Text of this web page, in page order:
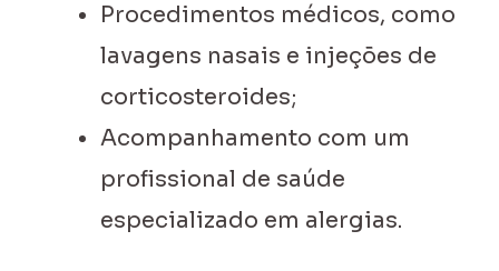
Procedimentos médicos, como
lavagens nasais e injeções de
corticosteroides;
Acompanhamento com um
profissional de saúde
especializado em alergias.